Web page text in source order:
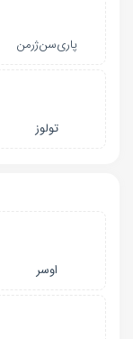
پاری‌سن‌ژرمن
تولوز
اوسر